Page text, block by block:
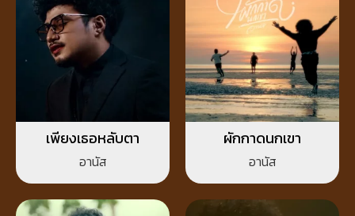
เพียงเธอหลับตา
อานัส
ผักกาดนกเขา
อานัส